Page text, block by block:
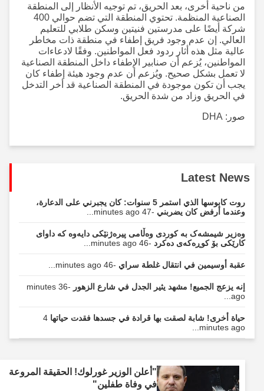
من ناحية أخرى، بعد الحريق، تم توجيه الأنظار إلى المنطقة
الصناعية المنظمة. تحتوي المنطقة التي تضم حوالي 400
شركة أيضًا على مدرستين فنيتين وسكن طلابي للتعليم
العالي. إن عدم وجود فريق إطفاء في منطقة ذات مخاطر
عالية مثل هذه أثار ردود فعل المواطنين. وفقًا لادعاءات
المواطنين، يُزعم أن صنابير الإطفاء داخل المنطقة الصناعية
لا تعمل بشكل صحيح. ويُزعم أن عدم وجود هيئة إطفاء كان
يجب أن تكون موجودة في المنطقة الصناعية قد أخر التدخل
في الحريق وزاد من شدة الحريق.
صور: DHA
Latest News
روت كابوسها الذي استمر 5 سنوات: كان يجبرني على الدعارة،
وعندما أرفض كان يضربني-47 minutes ago...
وەزیر شیمشەک بە کوردی وەڵامی پیرەژنێکی دایەوە کە داوای
کارێکی بۆ کوڕەکەی دەکرد-46 minutes ago...
عقبة أوسيمين في انتقال غلطة سراي-46 minutes ago...
إنه يزعج الجميع! مشهد يثير الجدل في شارع الزهور
-36 minutes
ago...
حياة أخرى! شابة لصقت بها قرادة في جسدها فقدت حياتها4
minutes ago...
"أعلن الوزير غورلوك! الحقيقة المروعة
في وفاة طفلين"